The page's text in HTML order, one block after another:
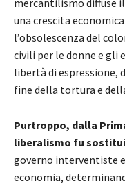
una crescita
l’obsolescenza del
civili per le donne e gli
libertà di espressione,
fine della tortura e
Purtroppo, dalla
liberalismo fu
governo interventiste
economia,